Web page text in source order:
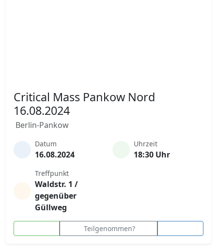
Critical Mass Pankow Nord
16.08.2024
Berlin-Pankow
Datum
16.08.2024
Uhrzeit
18:30 Uhr
Treffpunkt
Waldstr. 1 /
gegenüber
Güllweg
Teilgenommen?